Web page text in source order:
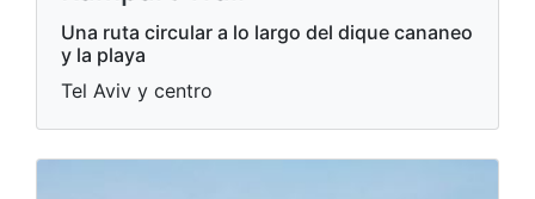
Una ruta circular a lo largo del dique cananeo
y la playa
Tel Aviv y centro